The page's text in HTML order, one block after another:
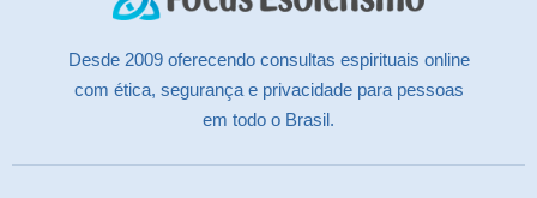
Desde 2009 oferecendo consultas espirituais online
com ética, segurança e privacidade para pessoas
em todo o Brasil.